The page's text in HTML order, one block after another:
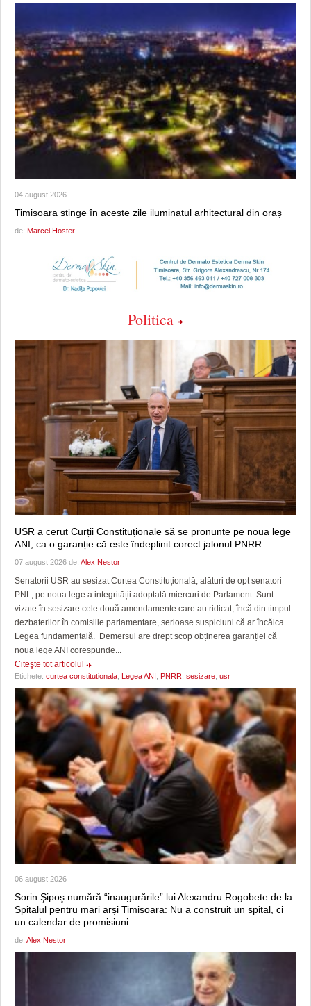
04 august 2026
Timișoara stinge în aceste zile iluminatul arhitectural din oraș
de: Marcel Hoster
Politica
USR a cerut Curții Constituționale să se pronunțe pe noua lege
ANI, ca o garanție că este îndeplinit corect jalonul PNRR
07 august 2026 de: Alex Nestor
Senatorii USR au sesizat Curtea Constituțională, alături de opt senatori
PNL, pe noua lege a integrității adoptată miercuri de Parlament. Sunt
vizate în sesizare cele două amendamente care au ridicat, încă din timpul
dezbaterilor în comisiile parlamentare, serioase suspiciuni că ar încălca
Legea fundamentală. Demersul are drept scop obținerea garanției că
noua lege ANI corespunde...
Citeşte tot articolul
Etichete: curtea constitutionala Legea ANI PNRR sesizare usr
06 august 2026
Sorin Şipoş numără “inaugurările” lui Alexandru Rogobete de la
Spitalul pentru mari arși Timișoara: Nu a construit un spital, ci
un calendar de promisiuni
de: Alex Nestor